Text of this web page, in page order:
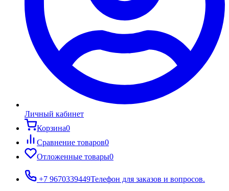
Личный кабинет
Корзина0
Сравнение товаров0
Отложенные товары0
+7 9670339449Телефон для заказов и вопросов.